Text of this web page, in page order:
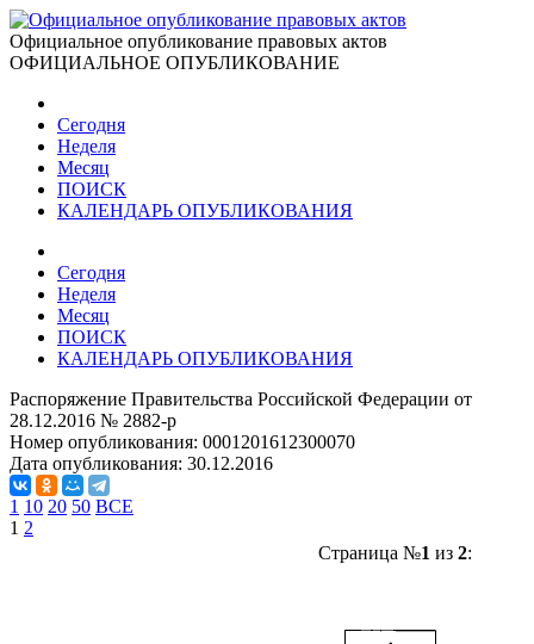
Официальное опубликование правовых актов
ОФИЦИАЛЬНОЕ ОПУБЛИКОВАНИЕ
Сегодня
Неделя
Месяц
ПОИСК
КАЛЕНДАРЬ ОПУБЛИКОВАНИЯ
Сегодня
Неделя
Месяц
ПОИСК
КАЛЕНДАРЬ ОПУБЛИКОВАНИЯ
Распоряжение Правительства Российской Федерации от
28.12.2016 № 2882-р
Номер опубликования: 0001201612300070
Дата опубликования: 30.12.2016
1 10 20 50 ВСЕ
1 2
Страница №1 из 2: